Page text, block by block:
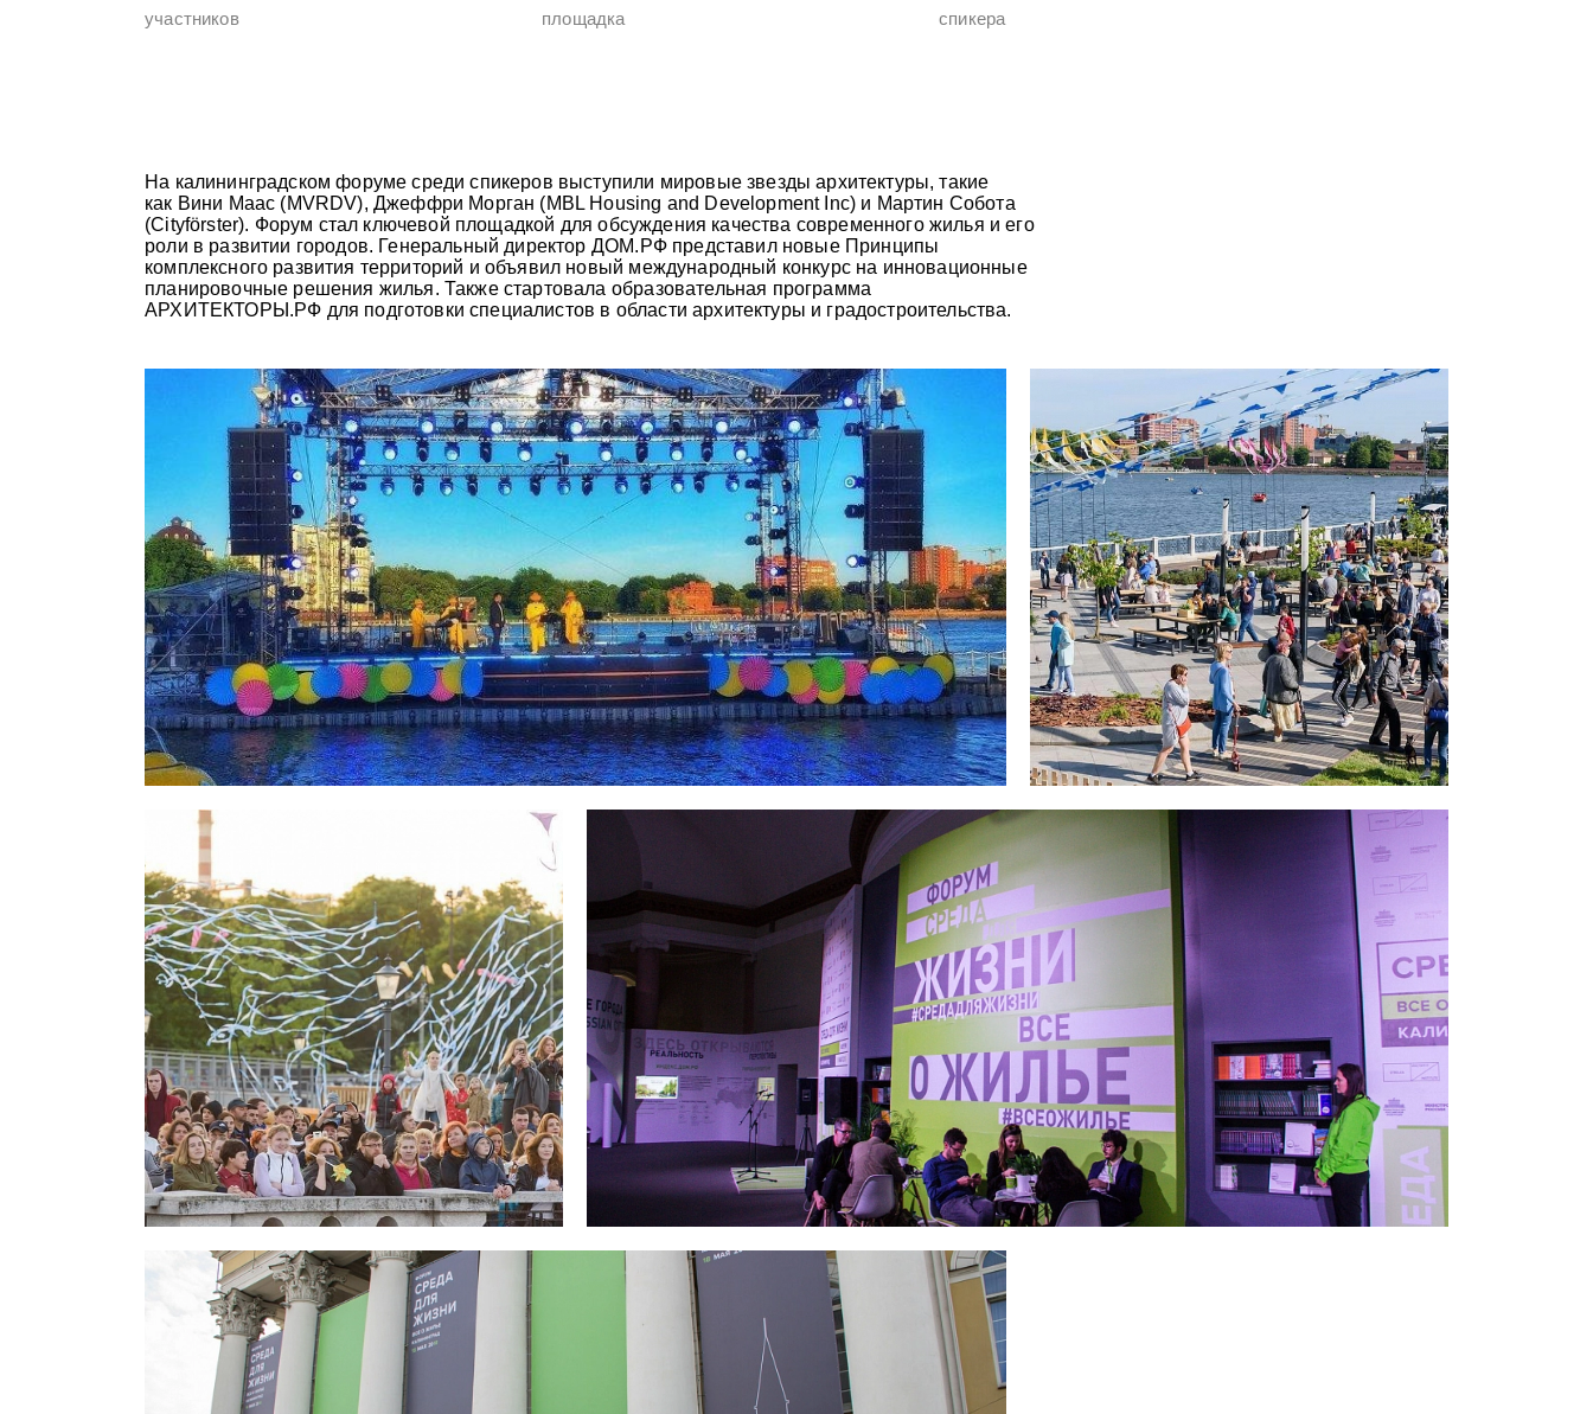
участников площадка спикера
На калининградском форуме среди спикеров выступили мировые звезды архитектуры, такие
как Вини Маас (MVRDV), Джеффри Морган (MBL Housing and Development Inc) и Мартин Собота
(Cityförster). Форум стал ключевой площадкой для обсуждения качества современного жилья и его
роли в развитии городов. Генеральный директор ДОМ.РФ представил новые Принципы
комплексного развития территорий и объявил новый международный конкурс на инновационные
планировочные решения жилья. Также стартовала образовательная программа
АРХИТЕКТОРЫ.РФ для подготовки специалистов в области архитектуры и градостроительства.